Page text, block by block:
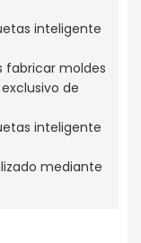
fabricar moldes
de
mediante